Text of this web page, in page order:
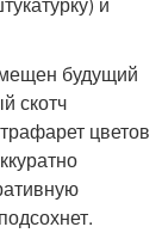
будущий
скотч
цветов